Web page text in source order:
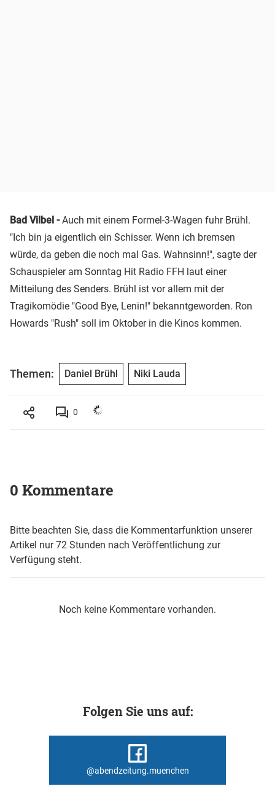
Bad Vilbel -Auch mit einem Formel-3-Wagen fuhr Brühl.
"Ich bin ja eigentlich ein Schisser. Wenn ich bremsen
würde, da geben die noch mal Gas. Wahnsinn!", sagte der
Schauspieler am Sonntag Hit Radio FFH laut einer
Mitteilung des Senders. Brühl ist vor allem mit der
Tragikomödie "Good Bye, Lenin!" bekanntgeworden. Ron
Howards "Rush" soll im Oktober in die Kinos kommen.
Themen: Daniel Brühl Niki Lauda
0
0 Kommentare
Bitte beachten Sie, dass die Kommentarfunktion unserer
Artikel nur 72 Stunden nach Veröffentlichung zur
Verfügung steht.
Noch keine Kommentare vorhanden.
Folgen Sie uns auf:
@abendzeitung.muenchen